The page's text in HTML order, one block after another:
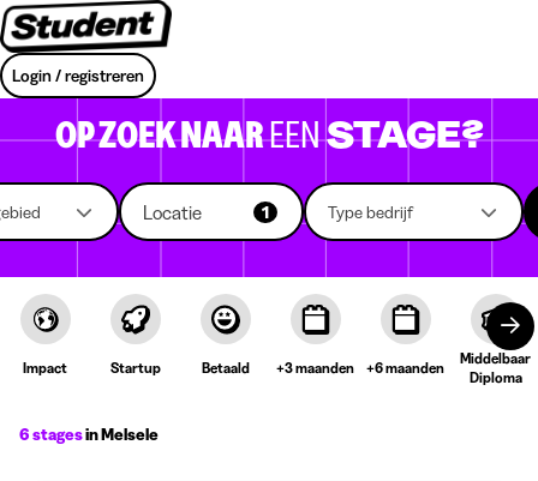
Login / registreren
OP ZOEK NAAREENSTAGE?
Locatie 1 Type bedrijf
Impact Startup Betaald +3 maanden +6 maanden
Middelbaar
Diploma
6 stagesin Melsele